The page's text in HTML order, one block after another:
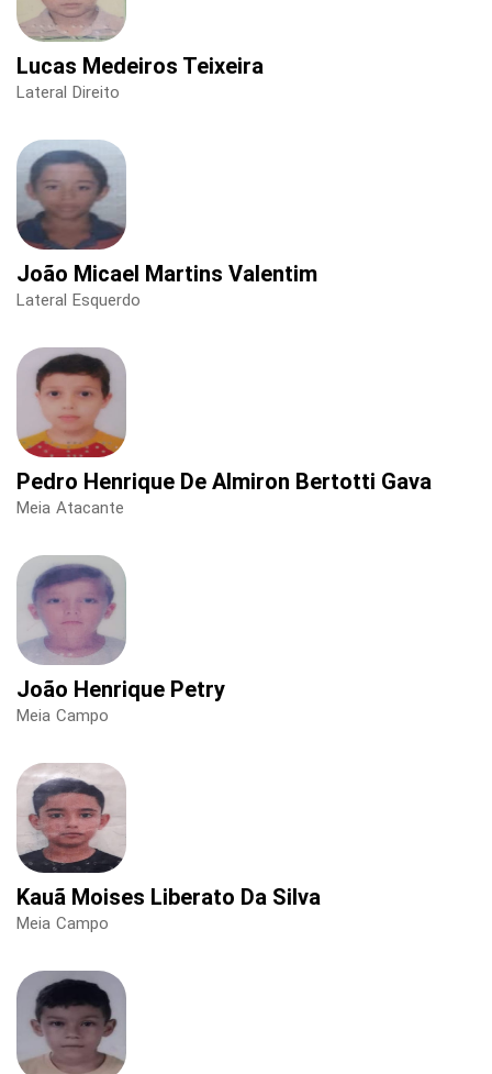
Lucas Medeiros Teixeira
Lateral Direito
João Micael Martins Valentim
Lateral Esquerdo
Pedro Henrique De Almiron Bertotti Gava
Meia Atacante
João Henrique Petry
Meia Campo
Kauã Moises Liberato Da Silva
Meia Campo